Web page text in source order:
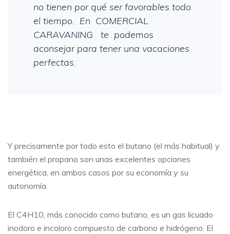
no tienen por qué ser favorables todo
el tiempo. En COMERCIAL
CARAVANING te podemos
aconsejar para tener una vacaciones
perfectas.
Y precisamente por todo esto el butano (el más habitual) y
también el propano son unas excelentes opciones
energética, en ambos casos por su economía y su
autonomía.
El C4H10, más conocido como butano, es un gas licuado
inodoro e incoloro compuesto de carbono e hidrógeno. El